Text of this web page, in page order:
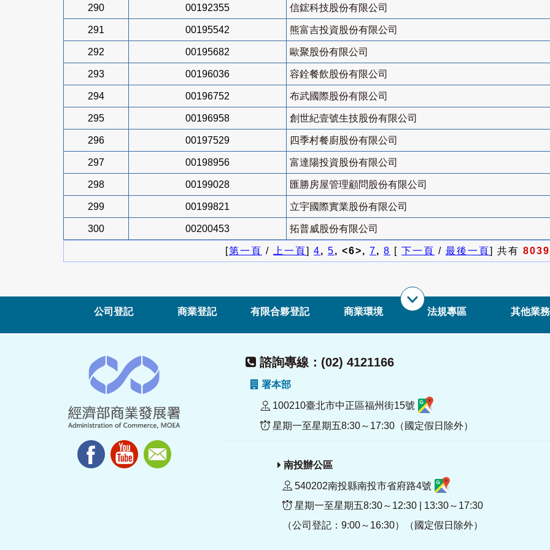
290 00192355 信鋐科技股份有限公司
291 00195542 熊富吉投資股份有限公司
292 00195682 歐聚股份有限公司
293 00196036 容銓餐飲股份有限公司
294 00196752 布武國際股份有限公司
295 00196958 創世紀壹號生技股份有限公司
296 00197529 四季村餐廚股份有限公司
297 00198956 富達陽投資股份有限公司
298 00199028 匯勝房屋管理顧問股份有限公司
299 00199821 立宇國際實業股份有限公司
300 00200453 拓普威股份有限公司
[第一頁 / 上一頁] 4, 5, <6>, 7, 8 [ 下一頁 / 最後一頁] 共有 8039
公司登記 商業登記 有限合夥登記 商業環境 法規專區 其他業務
諮詢專線：(02) 4121166
署本部
100210臺北市中正區福州街15號
星期一至星期五8:30～17:30（國定假日除外）
南投辦公區
540202南投縣南投市省府路4號
星期一至星期五8:30～12:30 | 13:30～17:30
（公司登記：9:00～16:30）（國定假日除外）